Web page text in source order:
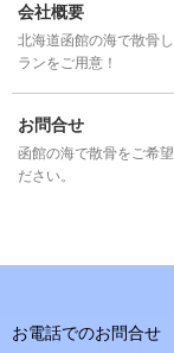
会社概要
北海道函館の海で散骨
ランをご用意！
お問合せ
函館の海で散骨をご希
ださい。
お電話でのお問合せ